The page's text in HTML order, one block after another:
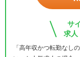
サ
求人
「高年収かつ転勤なし